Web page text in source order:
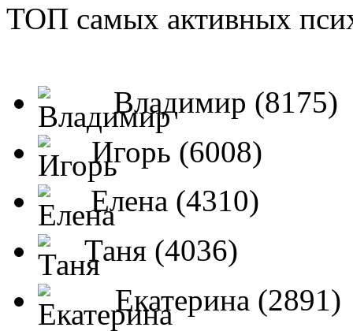
ТОП самых активных
Владимир (8175)
Игорь (6008)
Елена (4310)
Таня (4036)
Екатерина (2891)